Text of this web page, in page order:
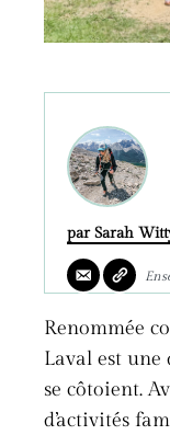
par Sarah
Renommée
Laval est
se côtoient.
d’activités